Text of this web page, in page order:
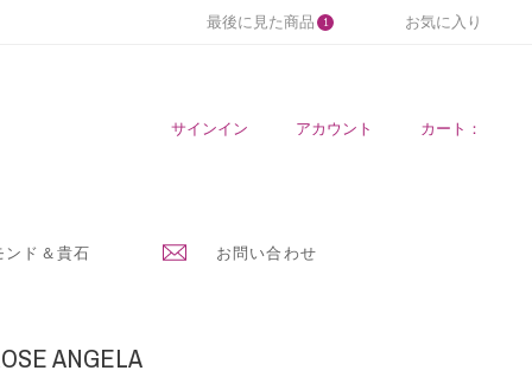
最後に見た商品 1 お気に入り
サインイン アカウント カート：
ンド＆貴石 お問い合わせ
ANGELA